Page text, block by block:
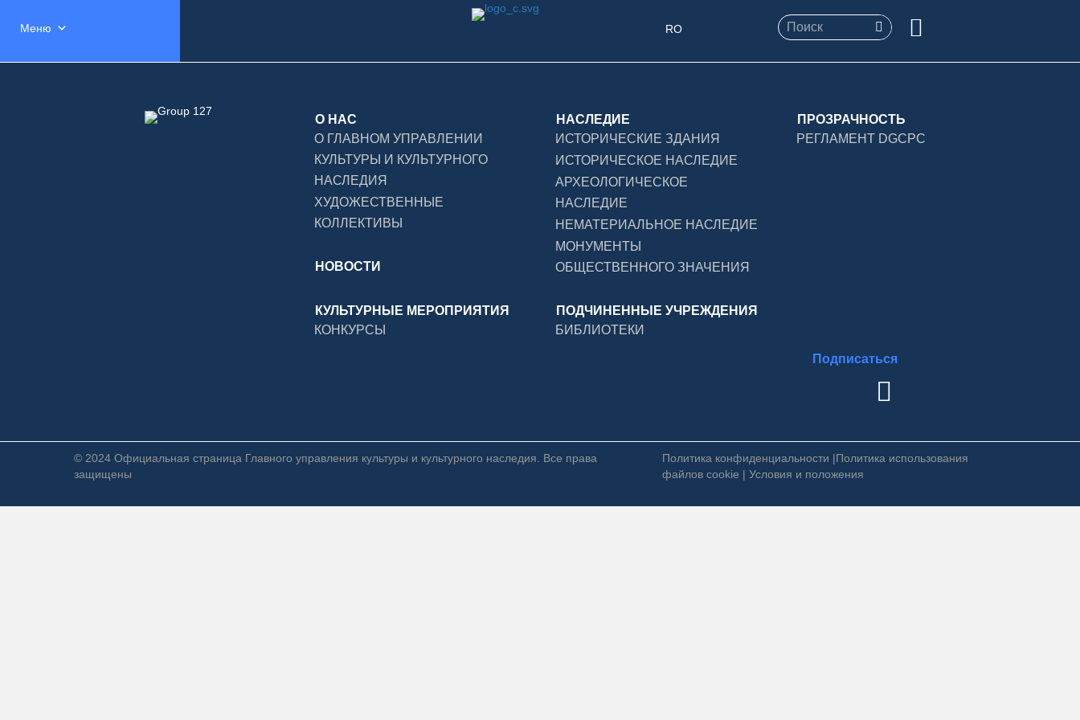
Меню RO
О НАС
О ГЛАВНОМ УПРАВЛЕНИИ
КУЛЬТУРЫ И КУЛЬТУРНОГО
НАСЛЕДИЯ
ХУДОЖЕСТВЕННЫЕ
КОЛЛЕКТИВЫ
НОВОСТИ
НАСЛЕДИЕ
ИСТОРИЧЕСКИЕ ЗДАНИЯ
ИСТОРИЧЕСКОЕ НАСЛЕДИЕ
АРХЕОЛОГИЧЕСКОЕ
НАСЛЕДИЕ
НЕМАТЕРИАЛЬНОЕ НАСЛЕДИЕ
МОНУМЕНТЫ
ОБЩЕСТВЕННОГО ЗНАЧЕНИЯ
ПРОЗРАЧНОСТЬ
РЕГЛАМЕНТ DGCPC
КУЛЬТУРНЫЕ МЕРОПРИЯТИЯ
КОНКУРСЫ
ПОДЧИНЕННЫЕ УЧРЕЖДЕНИЯ
БИБЛИОТЕКИ
Подписаться
© 2024 Официальная страница Главного управления культуры и культурного наследия. Все права
защищены
Политика конфиденциальности |Политика использования
файлов cookie | Условия и положения